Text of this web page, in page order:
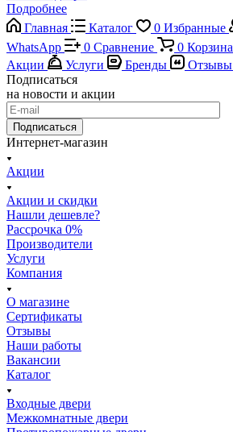
Подробнее
Главная
Каталог 0 Избранные
WhatsApp
0 Сравнение 0 Корзина
Акции
Услуги Бренды Отзывы
Подписаться
на новости и акции
Подписаться
Интернет-магазин
Акции
Акции и скидки
Нашли дешевле?
Рассрочка 0%
Производители
Услуги
Компания
О магазине
Сертификаты
Отзывы
Наши работы
Вакансии
Каталог
Входные двери
Межкомнатные двери